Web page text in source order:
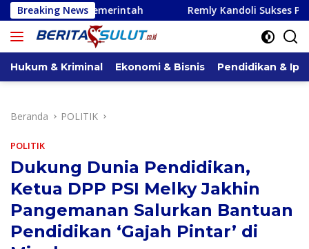
Langsung
ke
konten
Breaking NewsRemly Kandoli Sukses Perjuangkan
Hukum & Kriminal Ekonomi & Bisnis Pendidikan &
Beranda POLITIK
POLITIK
Dukung Dunia Pendidikan,
Ketua DPP PSI Melky Jakhin
Pangemanan Salurkan Bantuan
Pendidikan ‘Gajah Pintar’ di